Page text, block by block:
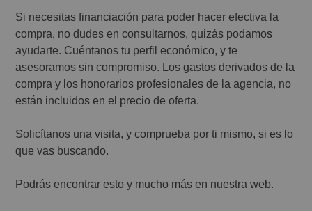
Si necesitas financiación para poder hacer efectiva la
compra, no dudes en consultarnos, quizás podamos
ayudarte. Cuéntanos tu perfil económico, y te
asesoramos sin compromiso. Los gastos derivados de la
compra y los honorarios profesionales de la agencia, no
están incluidos en el precio de oferta.
Solicítanos una visita, y comprueba por ti mismo, si es lo
que vas buscando.
Podrás encontrar esto y mucho más en nuestra web.